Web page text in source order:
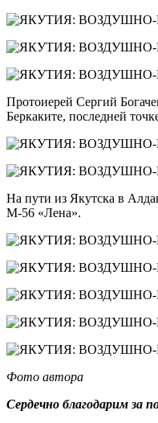
Протоиерей Сергий
Беркаките, последней
На пути из Якутска в
М-56 «Лена».
Фото автора
Сердечно благодарим за